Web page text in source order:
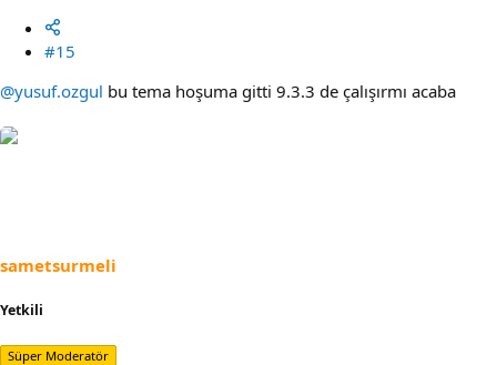
#15
@yusuf.ozgul bu tema hoşuma gitti 9.3.3 de çalışırmı acaba
sametsurmeli
Yetkili
Süper Moderatör